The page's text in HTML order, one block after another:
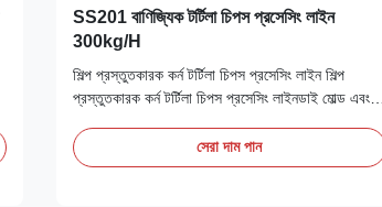
SS201 বাণিজ্যিক টর্টিলা চিপস প্রসেসিং লাইন
300kg/H
শিল্প প্রস্তুতকারক কর্ন টর্টিলা চিপস প্রসেসিং লাইন শিল্প
প্রস্তুতকারক কর্ন টর্টিলা চিপস প্রসেসিং লাইনডাই মোল্ড এবং
ধরণের ভাজা স্ন্যাকস তৈরি করতে পারে, যেমন রাইস ক্রাস্ট,
চিপস, বুলগেস, পিৎজা রোল, ডোরিটো।উৎপাদন প্রক্রিয়ার মধ্যে
সেরা দাম পান